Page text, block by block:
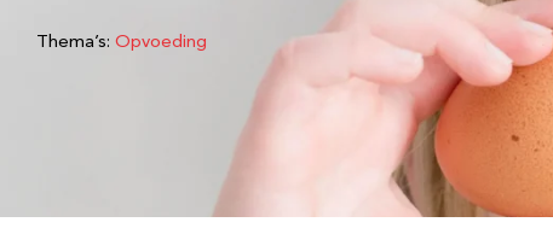
Thema’s: Opvoeding